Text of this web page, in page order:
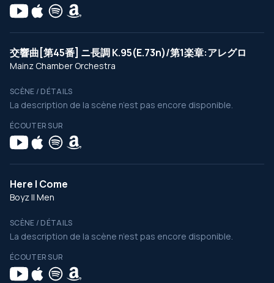
交響曲[第45番] ニ長調 K.95(E.73n)/第1楽章:アレグロ
Mainz Chamber Orchestra
SCÈNE / DÉTAILS
La description de la scène n’est pas encore disponible.
ÉCOUTER SUR
Here I Come
Boyz II Men
SCÈNE / DÉTAILS
La description de la scène n’est pas encore disponible.
ÉCOUTER SUR